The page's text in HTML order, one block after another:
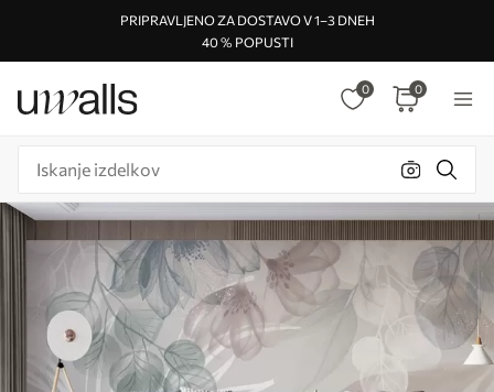
PRIPRAVLJENO ZA DOSTAVO V 1–3 DNEH
40 % POPUSTI
0 0